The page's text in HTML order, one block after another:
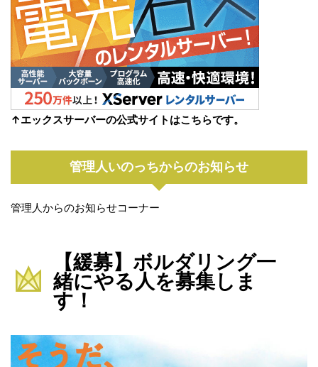
↑エックスサーバーの公式サイトはこちらです。
管理人いのっちからのお知らせ
管理人からのお知らせコーナー
【緩募】ボルダリング一
緒にやる人を募集しま
す！